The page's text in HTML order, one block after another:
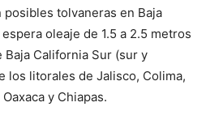
posibles tolvaneras en Baja
oleaje de 1.5 a 2.5 metros
California Sur (sur y
los litorales de Jalisco, Colima,
y Chiapas.